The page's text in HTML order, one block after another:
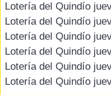
Lotería del Quindío
Lotería del Quindío
Lotería del Quindío
Lotería del Quindío
Lotería del Quindío
Lotería del Quindío